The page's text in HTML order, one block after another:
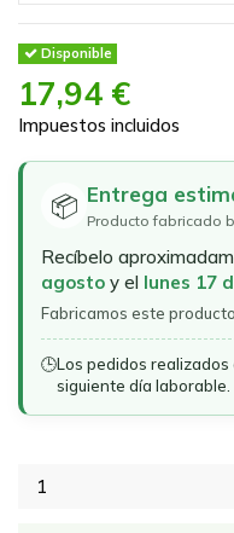
Disponible
17,94 €
Impuestos incluidos
📦 Entrega
Producto fabricado
Recíbelo
agosto y el lunes 17
Fabricamos este
🕒Los pedidos
siguiente día laborable.